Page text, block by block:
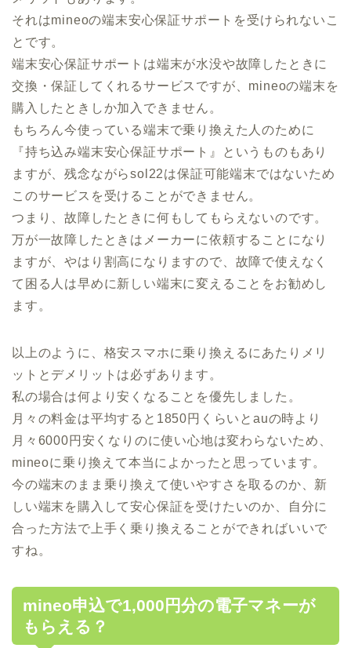
それはmineoの端末安心保証サポートを受けられないこ
とです。
端末安心保証サポートは端末が水没や故障したときに
交換・保証してくれるサービスですが、mineoの端末を
購入したときしか加入できません。
もちろん今使っている端末で乗り換えた人のために
『持ち込み端末安心保証サポート』というものもあり
ますが、残念ながらsol22は保証可能端末ではないため
このサービスを受けることができません。
つまり、故障したときに何もしてもらえないのです。
万が一故障したときはメーカーに依頼することになり
ますが、やはり割高になりますので、故障で使えなく
て困る人は早めに新しい端末に変えることをお勧めし
ます。
以上のように、格安スマホに乗り換えるにあたりメリ
ットとデメリットは必ずあります。
私の場合は何より安くなることを優先しました。
月々の料金は平均すると1850円くらいとauの時より
月々6000円安くなりのに使い心地は変わらないため、
mineoに乗り換えて本当によかったと思っています。
今の端末のまま乗り換えて使いやすさを取るのか、新
しい端末を購入して安心保証を受けたいのか、自分に
合った方法で上手く乗り換えることができればいいで
すね。
mineo申込で1,000円分の電子マネーが
もらえる？